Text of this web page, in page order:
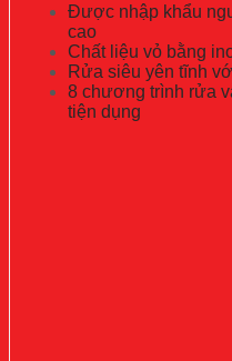
Được nhập khẩu
cao
Chất liệu vỏ bằng
Rửa siêu yên tĩnh
8 chương trình rửa
tiện dụng